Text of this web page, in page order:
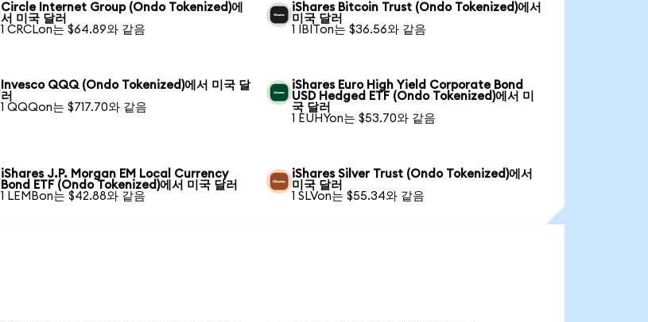
Circle Internet Group (Ondo Tokenized)에
서 미국 달러
1 CRCLon는 $64.89와 같음
iShares Bitcoin Trust (Ondo Tokenized)에서
미국 달러
1 IBITon는 $36.56와 같음
Invesco QQQ (Ondo Tokenized)에서 미국 달
러
1 QQQon는 $717.70와 같음
iShares Euro High Yield Corporate Bond
USD Hedged ETF (Ondo Tokenized)에서 미
국 달러
1 EUHYon는 $53.70와 같음
iShares J.P. Morgan EM Local Currency
Bond ETF (Ondo Tokenized)에서 미국 달러
1 LEMBon는 $42.88와 같음
iShares Silver Trust (Ondo Tokenized)에서
미국 달러
1 SLVon는 $55.34와 같음